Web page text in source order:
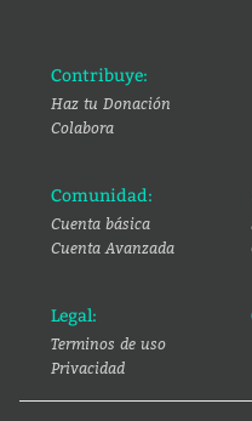
Contribuye:
Haz tu Donación
Colabora
Comunidad:
Cuenta básica
Cuenta Avanzada
Legal:
Terminos de uso
Privacidad